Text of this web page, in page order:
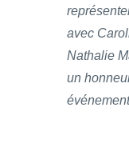
avec
Nathalie
un